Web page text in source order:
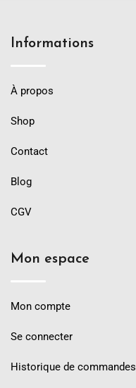
Informations
À propos
Shop
Contact
Blog
CGV
Mon espace
Mon compte
Se connecter
Historique de commandes